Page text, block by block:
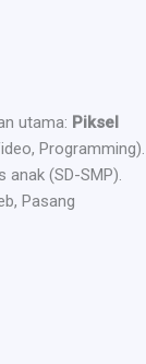
utama: Piksel
Programming).
anak (SD-SMP).
Pasang